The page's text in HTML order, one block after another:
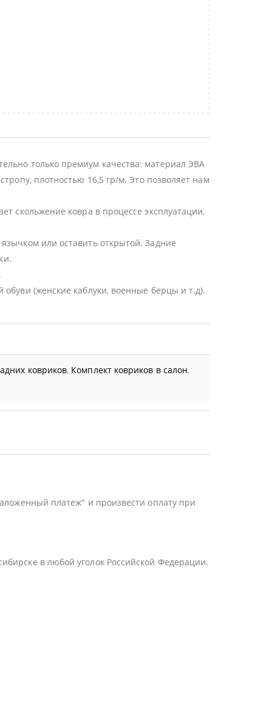
только премиум качества: материал ЭВА
плотностью 16,5 гр/м. Это позволяет нам
скольжение ковра в процессе эксплуатации,
или оставить открытой. Задние
(женские каблуки, военные берцы и т.д).
ковриков, Комплект ковриков в салон,
платеж" и произвести оплату при
в любой уголок Российской Федерации.